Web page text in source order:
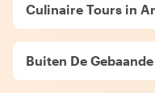
Culinaire Tours in
Buiten De